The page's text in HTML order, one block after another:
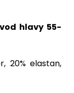
hlavy 55-
20% elastan,